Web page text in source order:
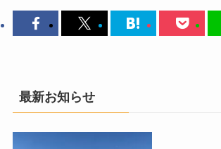
最新お知らせ